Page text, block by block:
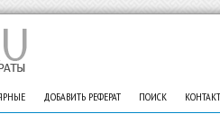
ДОБАВИТЬ РЕФЕРАТ ПОИСК